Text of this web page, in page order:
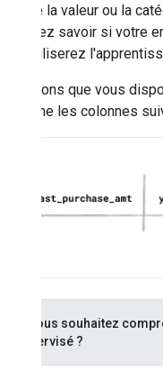
l'avance la valeur ou la
souhaitez savoir si votre
vous utiliserez
Supposons que vous
contienne les colonnes
Si vous souhaitez
supervisé ?